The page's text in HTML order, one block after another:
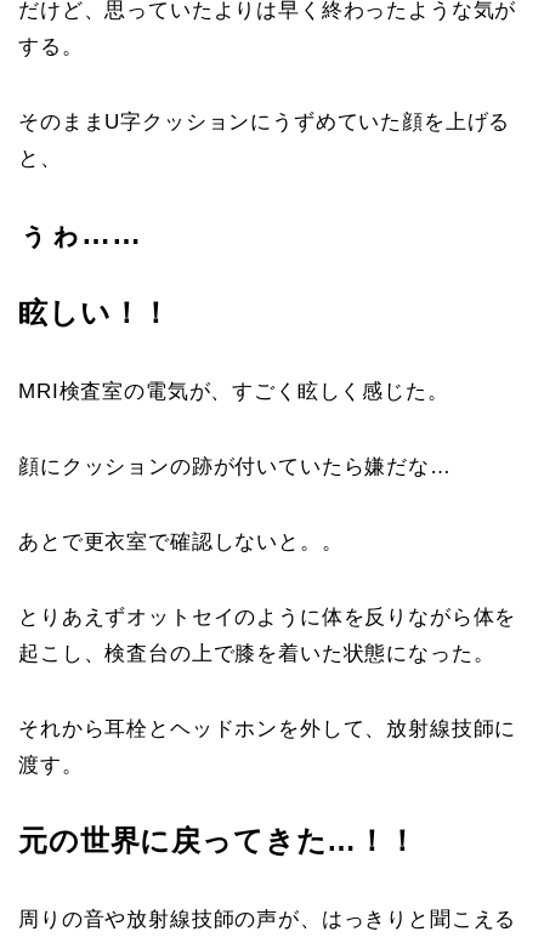
だけど、思っていたよりは早く終わったような気が
する。
そのままU字クッションにうずめていた顔を上げる
と、
ぅゎ……
眩しい！！
MRI検査室の電気が、すごく眩しく感じた。
顔にクッションの跡が付いていたら嫌だな…
あとで更衣室で確認しないと。。
とりあえずオットセイのように体を反りながら体を
起こし、検査台の上で膝を着いた状態になった。
それから耳栓とヘッドホンを外して、放射線技師に
渡す。
元の世界に戻ってきた…！！
周りの音や放射線技師の声が、はっきりと聞こえる